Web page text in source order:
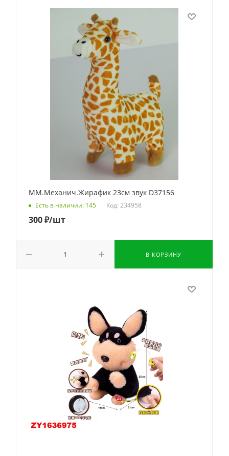
ММ.Механич.Жирафик 23см звук D37156
Есть в наличии: 145 Код: 234958
300₽/шт
В КОРЗИНУ